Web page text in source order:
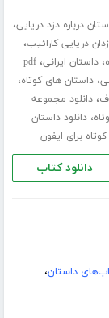
درباره دزد دریایی،
دریایی کارائیب،
،داستان ایرانی،pdf
،داستان های کوتاه،
،دانلود مجموعه
،دانلود داستان
برای ایفون
دانلود کتاب
داستان،